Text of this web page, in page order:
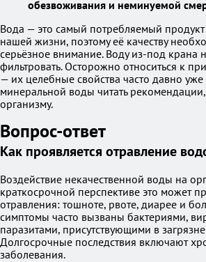
обезвоживания и неминуемой
Вода — это самый потребляемый
нашей жизни, поэтому её качеству
серьёзное внимание. Воду из-под крана
фильтровать. Осторожно относиться к
— их целебные свойства часто давно
минеральной воды читать
организму.
Вопрос-ответ
Как проявляется отравление
Воздействие некачественной воды на
краткосрочной перспективе это может
отравления: тошноте, рвоте, диарее и
симптомы часто вызваны бактериями,
паразитами, присутствующими в
Долгосрочные последствия включают
заболевания.